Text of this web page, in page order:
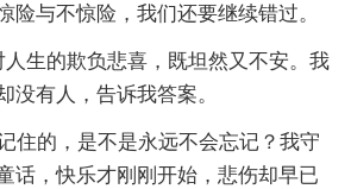
险与不惊险，我们还要继续错过。
生的欺负悲喜，既坦然又不安。我
没有人，告诉我答案。
的，是不是永远不会忘记？我守
话，快乐才刚刚开始，悲伤却早已